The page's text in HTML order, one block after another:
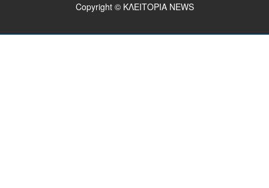
Copyright © ΚΛΕΙΤΟΡΙΑ NEWS